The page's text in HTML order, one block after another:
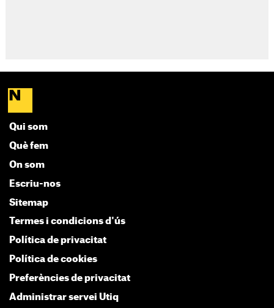
Qui som
Què fem
On som
Escriu-nos
Sitemap
Termes i condicions d'ús
Política de privacitat
Política de cookies
Preferències de privacitat
Administrar servei Utiq